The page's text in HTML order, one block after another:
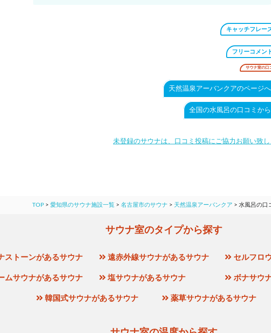
キャッチフレー
フリーコメン
サウナ室の口
天然温泉アーバンクアのページ
全国の水風呂の口コミか
未登録のサウナは、口コミ投稿にご協力お願い致
TOP > 愛知県のサウナ施設一覧 > 名古屋市のサウナ > 天然温泉アーバンクア > 水風呂の口
サウナ室のタイプから探す
ストーンがあるサウナ 遠赤外線サウナがあるサウナ セルフロ
ムサウナがあるサウナ 塩サウナがあるサウナ ボナサウ
韓国式サウナがあるサウナ 薬草サウナがあるサウナ